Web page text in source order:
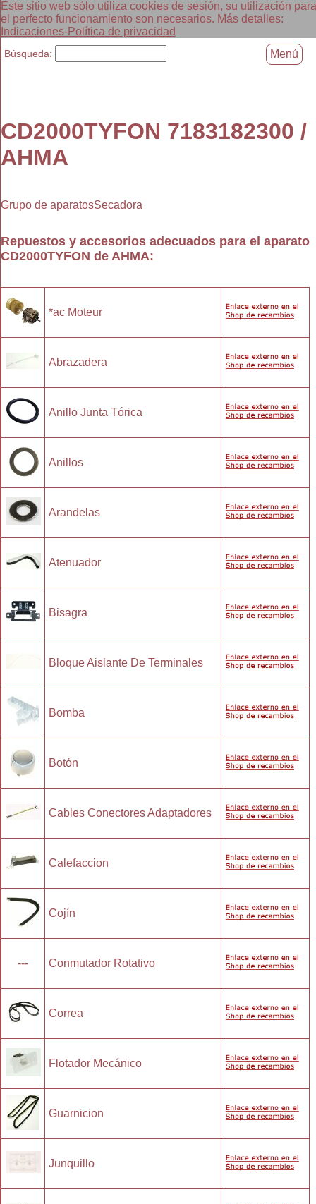
Este sitio web sólo utiliza cookies de sesión, su utilización para
el perfecto funcionamiento son necesarios. Más detalles:
Indicaciones-Política de privacidad
CD2000TYFON 7183182300 /
AHMA
Grupo de aparatosSecadora
Repuestos y accesorios adecuados para el aparato
CD2000TYFON de AHMA:
*ac Moteur
Abrazadera
Anillo Junta Tórica
Anillos
Arandelas
Atenuador
Bisagra
Bloque Aislante De Terminales
Bomba
Botón
Cables Conectores Adaptadores
Calefaccion
Cojín
--- Conmutador Rotativo
Correa
Flotador Mecánico
Guarnicion
Junquillo
Búsqueda: Menú